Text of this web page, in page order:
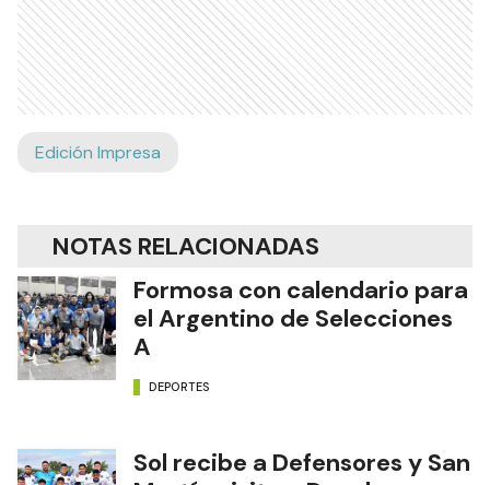
Edición Impresa
NOTAS RELACIONADAS
Formosa con calendario para
el Argentino de Selecciones
A
DEPORTES
Sol recibe a Defensores y San